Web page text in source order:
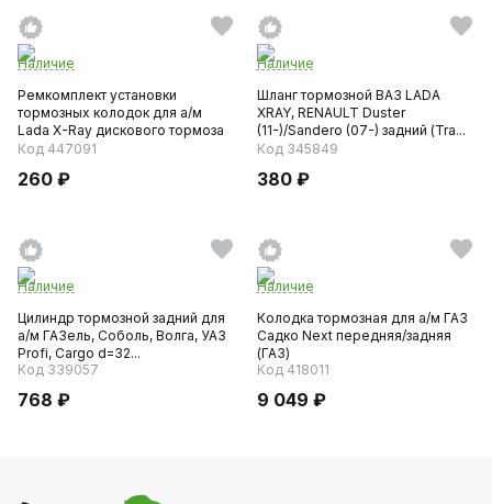
Наличие
Ремкомплект установки
тормозных колодок для а/м
Lada X-Ray дискового тормоза
...
Код 447091
260 ₽
Наличие
Шланг тормозной ВАЗ LADA
XRAY, RENAULT Duster
(11-)/Sandero (07-) задний (Tra...
Код 345849
380 ₽
Наличие
Цилиндр тормозной задний для
а/м ГАЗель, Соболь, Волга, УАЗ
Profi, Cargo d=32...
Код 339057
768 ₽
Наличие
Колодка тормозная для а/м ГАЗ
Садко Next передняя/задняя
(ГАЗ)
Код 418011
9 049 ₽